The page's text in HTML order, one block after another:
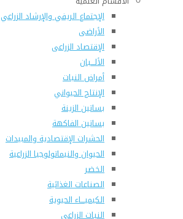
الإجتماع الريفي والإرشاد الزراعي
الأراضى
الإقتصاد الزراعى
الألـــبان
أمراض النبات
الإنتاج الحيواني
بساتين الزينة
بساتين الفاكهة
الحشرات الإقتصادية والمبيدات
الحيوان والنيماتولوجيا الزراعية
الخضر
الصناعات الغذائية
الكيميـــاء الحيوية
النبات الزراعى